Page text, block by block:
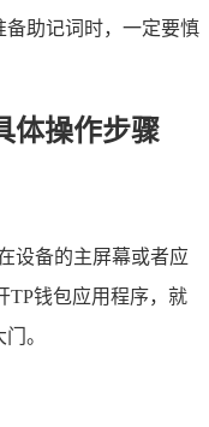
助记词时，一定要慎
体操作步骤
设备的主屏幕或者应
TP钱包应用程序，就
。